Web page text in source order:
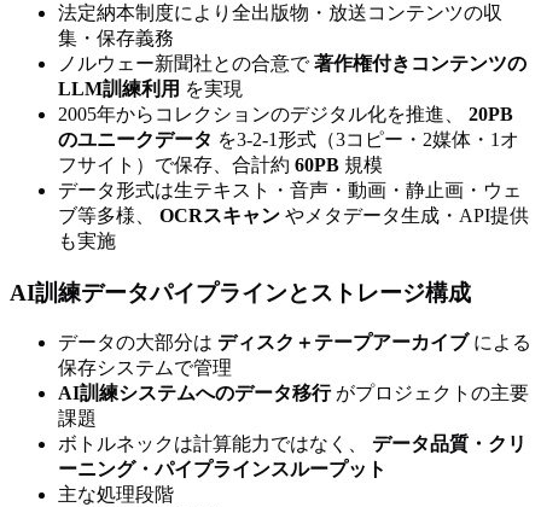
法定納本制度により全出版物・放送コンテンツの収
集・保存義務
ノルウェー新聞社との合意で著作権付きコンテンツの
LLM訓練利用 を実現
2005年からコレクションのデジタル化を推進、 20PB
のユニークデータ を3-2-1形式（3コピー・2媒体・1オ
フサイト）で保存、合計約 60PB 規模
データ形式は生テキスト・音声・動画・静止画・ウェ
ブ等多様、 OCRスキャン やメタデータ生成・API提供
も実施
AI訓練データパイプラインとストレージ構成
データの大部分は ディスク＋テープアーカイブによる
保存システムで管理
AI訓練システムへのデータ移行がプロジェクトの主要
課題
ボトルネックは計算能力ではなく、 データ品質・クリ
ーニング・パイプラインスループット
主な処理段階